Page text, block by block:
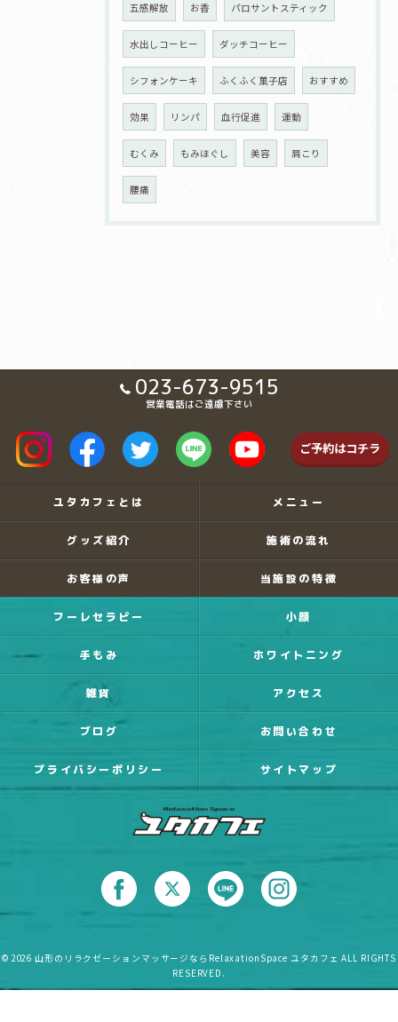
五感解放 お香 パロサントスティック
水出しコーヒー ダッチコーヒー
シフォンケーキ ふくふく菓子店 おすすめ
効果 リンパ 血行促進 運動
むくみ もみほぐし 美容 肩こり
腰痛
023-673-9515
営業電話はご遠慮下さい
ご予約はコチラ
ユタカフェとは メニュー
グッズ紹介 施術の流れ
お客様の声 当施設の特徴
フーレセラピー 小顔
手もみ ホワイトニング
雑貨 アクセス
ブログ お問い合わせ
プライバシーポリシー サイトマップ
© 2026 山形のリラクゼーションマッサージならRelaxationSpace ユタカフェ ALL RIGHTS
RESERVED.